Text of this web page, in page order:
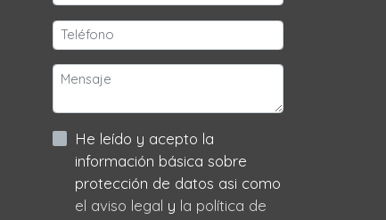
He leído y acepto la
información básica sobre
protección de datos asi como
el aviso legal y la política de